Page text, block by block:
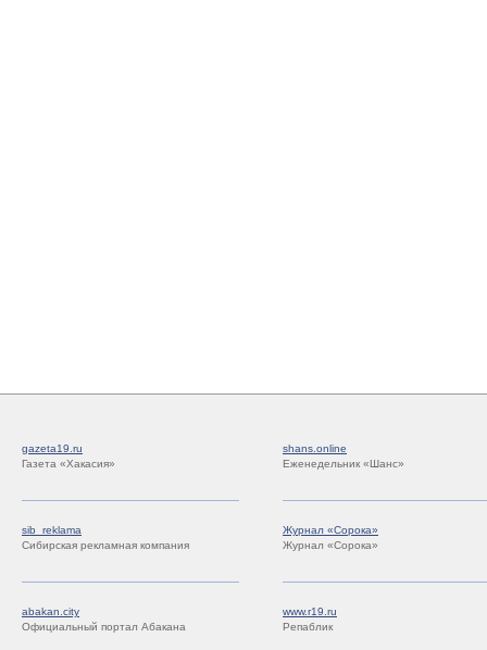
gazeta19.ru
Газета «Хакасия»
shans.online
Еженедельник «Шанс»
sib_reklama
Сибирская рекламная компания
Журнал «Сорока»
Журнал «Сорока»
abakan.city
Официальный портал Абакана
www.r19.ru
Репаблик